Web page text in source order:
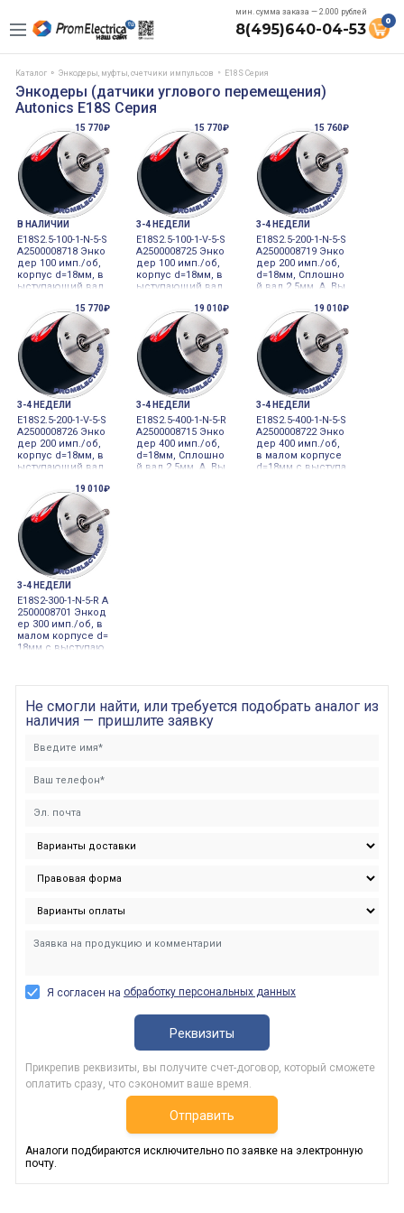
мин. сумма заказа — 2.000 рублей
8(495)640-04-53 0
Каталог Энкодеры, муфты, счетчики импульсов E18S Серия
Энкодеры (датчики углового перемещения)
Autonics E18S Серия
15 770₽
В НАЛИЧИИ
E18S2.5-100-1-N-5-S
A2500008718 Энко
дер 100 имп./об,
корпус d=18мм, в
ыступающий вал
ные фазы: A, B; N
PN c открытым ко
ллектором, 5V DC,
вывод кабеля сз
ади 5VDC инкрем
ентальный
15 770₽
3-4 НЕДЕЛИ
E18S2.5-100-1-V-5-S
A2500008725 Энко
дер 100 имп./об,
корпус d=18мм, в
ыступающий вал
рементальный
15 760₽
3-4 НЕДЕЛИ
E18S2.5-200-1-N-5-S
A2500008719 Энко
дер 200 имп./об,
d=18мм, Сплошно
й вал 2.5мм, A, Вы
ым коллектором,
5VDC, Радиально
е расположение
кабеля 5VDC инкр
ементальный
15 770₽
3-4 НЕДЕЛИ
E18S2.5-200-1-V-5-S
A2500008726 Энко
дер 200 имп./об,
корпус d=18мм, в
ыступающий вал
рементальный
19 010₽
3-4 НЕДЕЛИ
E18S2.5-400-1-N-5-R
A2500008715 Энко
дер 400 имп./об,
d=18мм, Сплошно
й вал 2.5мм, A, Вы
19 010₽
3-4 НЕДЕЛИ
E18S2.5-400-1-N-5-S
A2500008722 Энко
дер 400 имп./об,
в малом корпусе
d=18мм с выступа
19 010₽
3-4 НЕДЕЛИ
E18S2-300-1-N-5-R A
2500008701 Энкод
ер 300 имп./об, в
малом корпусе d=
18мм с выступаю
Не смогли найти, или требуется подобрать аналог из
наличия — пришлите заявку
Я согласен на обработку персональных данных
Реквизиты
Прикрепив реквизиты, вы получите счет-договор, который сможете
оплатить сразу, что сэкономит ваше время.
Отправить
Аналоги подбираются исключительно по заявке на электронную
почту.